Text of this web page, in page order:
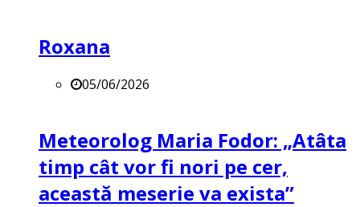
Roxana
05/06/2026
Meteorolog Maria Fodor: „Atâta
timp cât vor fi nori pe cer,
această meserie va exista”